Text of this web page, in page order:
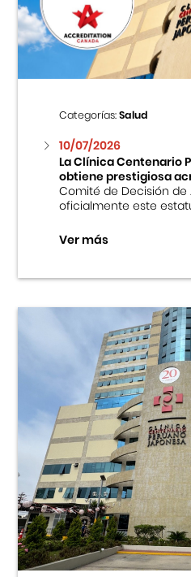
Centro Cultural
Cursos
Museo de la
Fondo Editorial
Teatro Peruano
Categorías:Salud
10/07/2026
La Clínica Centenario
obtiene prestigiosa
Comité de Decisión
oficialmente este
Ver más